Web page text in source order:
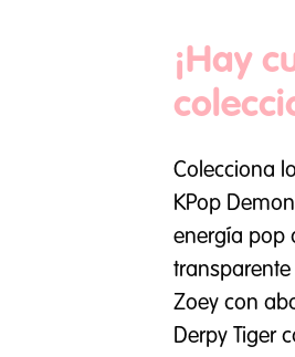
¡Hay
Colecciona
KPop
energía pop
Zoey con
Derpy Tiger